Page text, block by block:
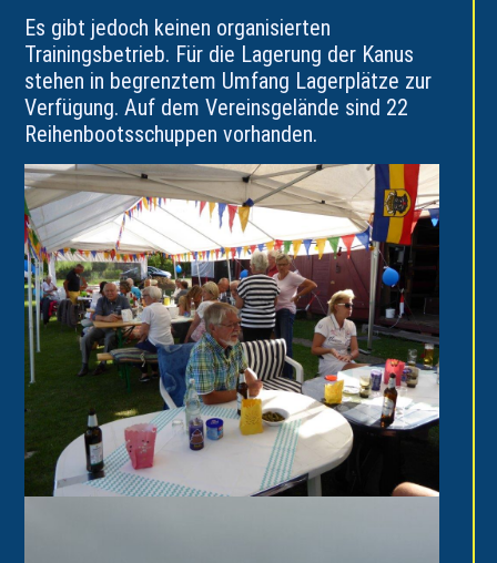
Es gibt jedoch keinen organisierten
Trainingsbetrieb. Für die Lagerung der Kanus
stehen in begrenztem Umfang Lagerplätze zur
Verfügung. Auf dem Vereinsgelände sind 22
Reihenbootsschuppen vorhanden.